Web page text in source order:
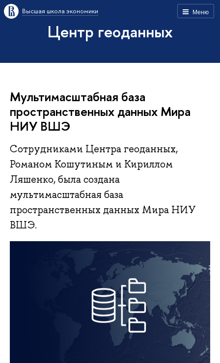
Меню
Высшая школа экономики
Центр геоданных
Мультимасштабная база
пространственных данных Мира
НИУ ВШЭ
Сотрудниками Центра геоданных,
Романом Кошутиным и Кириллом
Ляшенко, была создана
мультимасштабная база
пространственных данных Мира НИУ
ВШЭ.